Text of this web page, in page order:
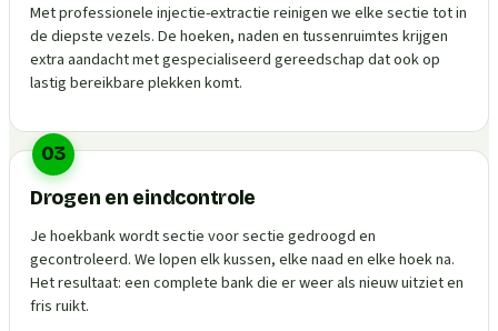
Met professionele injectie-extractie reinigen we elke sectie tot in
de diepste vezels. De hoeken, naden en tussenruimtes krijgen
extra aandacht met gespecialiseerd gereedschap dat ook op
lastig bereikbare plekken komt.
03
Drogen en eindcontrole
Je hoekbank wordt sectie voor sectie gedroogd en
gecontroleerd. We lopen elk kussen, elke naad en elke hoek na.
Het resultaat: een complete bank die er weer als nieuw uitziet en
fris ruikt.